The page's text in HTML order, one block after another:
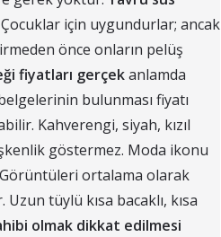
için uygundurlar; ancak
önce onların pelüş
fiyatları gerçekanlamda
bulunması fiyatı
Kahverengi, siyah, kızıl
göstermez. Moda ikonu
ortalama olarak
tüylü kısa bacaklı, kısa
olmak dikkat edilmesi